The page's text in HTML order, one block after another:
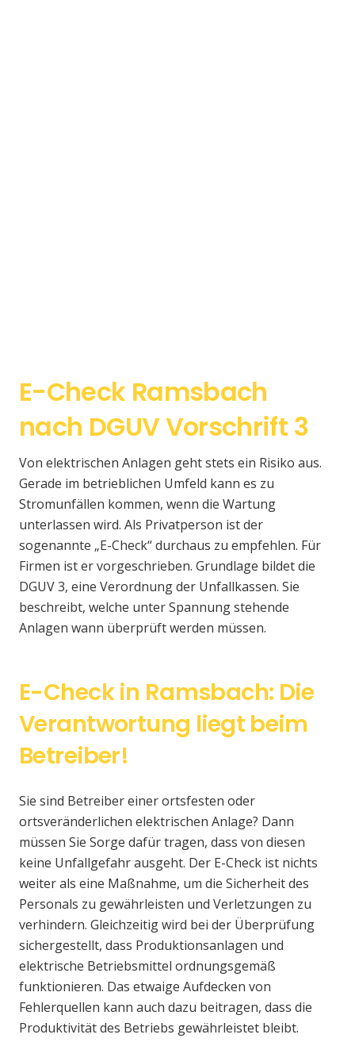
E-Check Ramsbach
nach DGUV Vorschrift 3
Von elektrischen Anlagen geht stets ein Risiko aus.
Gerade im betrieblichen Umfeld kann es zu
Stromunfällen kommen, wenn die Wartung
unterlassen wird. Als Privatperson ist der
sogenannte „E-Check“ durchaus zu empfehlen. Für
Firmen ist er vorgeschrieben. Grundlage bildet die
DGUV 3, eine Verordnung der Unfallkassen. Sie
beschreibt, welche unter Spannung stehende
Anlagen wann überprüft werden müssen.
E-Check in Ramsbach: Die
Verantwortung liegt beim
Betreiber!
Sie sind Betreiber einer ortsfesten oder
ortsveränderlichen elektrischen Anlage? Dann
müssen Sie Sorge dafür tragen, dass von diesen
keine Unfallgefahr ausgeht. Der E-Check ist nichts
weiter als eine Maßnahme, um die Sicherheit des
Personals zu gewährleisten und Verletzungen zu
verhindern. Gleichzeitig wird bei der Überprüfung
sichergestellt, dass Produktionsanlagen und
elektrische Betriebsmittel ordnungsgemäß
funktionieren. Das etwaige Aufdecken von
Fehlerquellen kann auch dazu beitragen, dass die
Produktivität des Betriebs gewährleistet bleibt.